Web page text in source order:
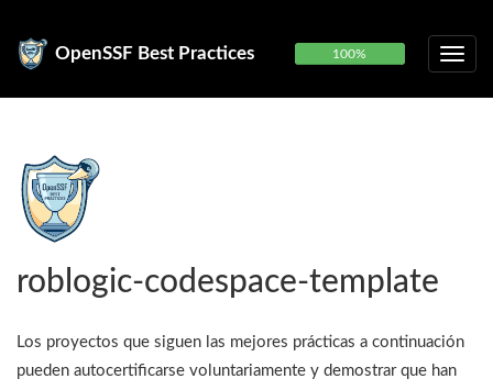
OpenSSF Best Practices 100%
roblogic-codespace-template
Los proyectos que siguen las mejores prácticas a continuación
pueden autocertificarse voluntariamente y demostrar que han